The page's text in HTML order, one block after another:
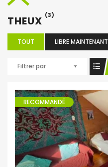
THEUX (3)
TOUT LIBRE MAINTENANT
Filtrer par
RECOMMANDÉ